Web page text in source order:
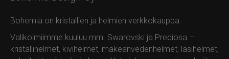
Bohemia on kristallien ja helmien verkkokauppa.
Valikoimiimme kuuluu mm. Swarovski ja Preciosa –
kristallihelmet, kivihelmet, makeanvedenhelmet, lasihelmet,